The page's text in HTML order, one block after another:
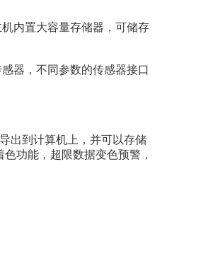
内置大容量存储器，可储存
器，不同参数的传感器接口
出到计算机上，并可以存储
功能，超限数据变色预警，